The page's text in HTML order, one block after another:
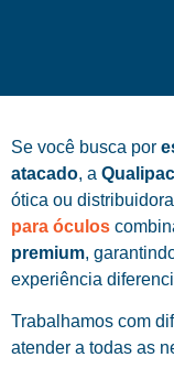
Se você busca por
atacado, a
ótica ou
para óculos
premium,
experiência
Trabalhamos com
atender a todas as